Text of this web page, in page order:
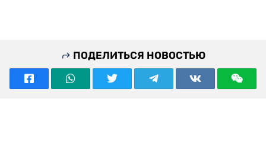
ПОДЕЛИТЬСЯ НОВОСТЬЮ